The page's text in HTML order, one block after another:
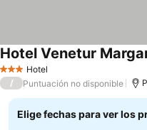
3 Estrellas
Hotel
Hotel Venetur
/ Puntuación no disponible
Elige fechas para ver los